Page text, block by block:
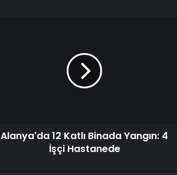
Alanya'da 12 Katlı Binada Yangın: 4
İşçi Hastanede